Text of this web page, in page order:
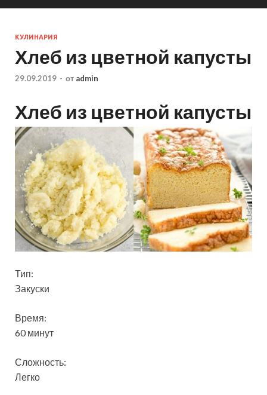
КУЛИНАРИЯ
Хлеб из цветной капусты
29.09.2019 - от admin
Хлеб из цветной капусты
Тип:
Закуски
Время:
60 минут
Сложность:
Легко